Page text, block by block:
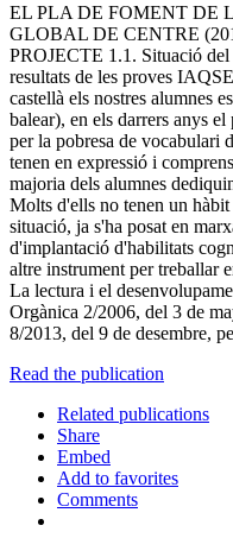
EL PLA DE FOMENT DE
GLOBAL DE CENTRE
PROJECTE 1.1. Situació del
resultats de les proves
castellà els nostres alumnes
balear), en els darrers anys
per la pobresa de vocabulari
tenen en expressió i
majoria dels alumnes
Molts d'ells no tenen un
situació, ja s'ha posat en
d'implantació d'habilitats
altre instrument per treballar
La lectura i el
Orgànica 2/2006, del 3 de
8/2013, del 9 de desembre,
Read the publication
Related publications
Share
Embed
Add to favorites
Comments